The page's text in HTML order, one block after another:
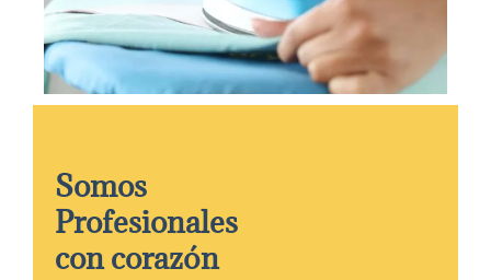
Somos
Profesionales
con corazón